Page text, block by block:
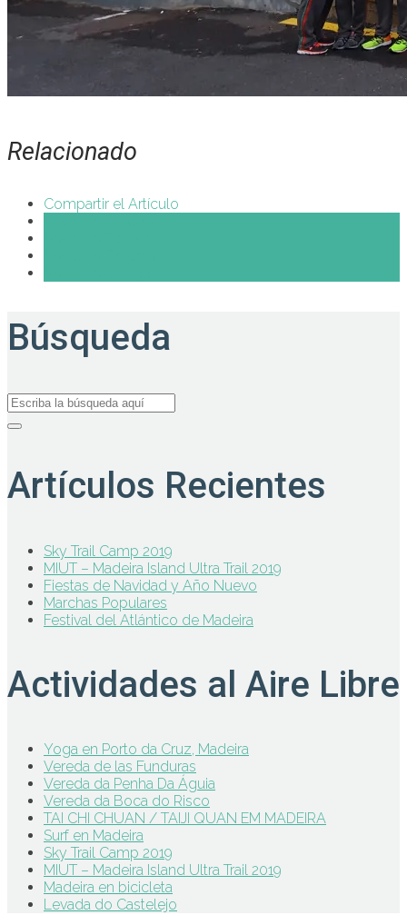
Relacionado
Compartir el Artículo
Búsqueda
Artículos Recientes
Sky Trail Camp 2019
MIUT – Madeira Island Ultra Trail 2019
Fiestas de Navidad y Año Nuevo
Marchas Populares
Festival del Atlántico de Madeira
Actividades al Aire Libre
Yoga en Porto da Cruz, Madeira
Vereda de las Funduras
Vereda da Penha Da Águia
Vereda da Boca do Risco
TAI CHI CHUAN / TAIJI QUAN EM MADEIRA
Surf en Madeira
Sky Trail Camp 2019
MIUT – Madeira Island Ultra Trail 2019
Madeira en bicicleta
Levada do Castelejo